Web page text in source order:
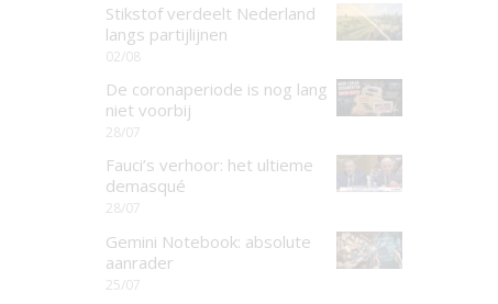
Stikstof verdeelt Nederland
langs partijlijnen
02/08
De coronaperiode is nog lang
niet voorbij
28/07
Fauci’s verhoor: het ultieme
demasqué
28/07
Gemini Notebook: absolute
aanrader
25/07